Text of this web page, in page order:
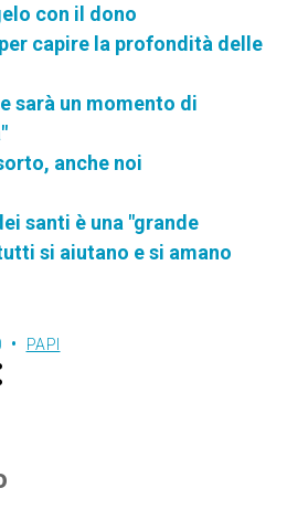
con il dono
capire la profondità delle
sarà un momento di
anche noi
santi è una "grande
si aiutano e si amano
PAPI